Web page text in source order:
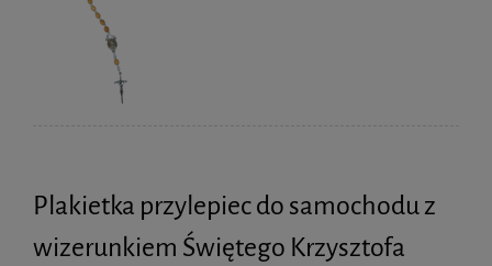
Plakietka przylepiec do samochodu z
wizerunkiem Świętego Krzysztofa